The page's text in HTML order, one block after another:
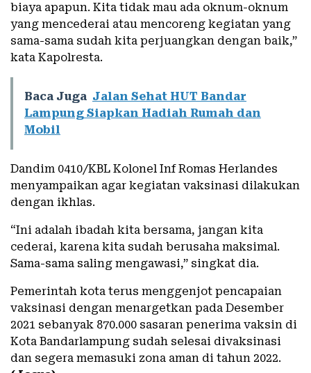
biaya apapun. Kita tidak mau ada oknum-oknum
yang mencederai atau mencoreng kegiatan yang
sama-sama sudah kita perjuangkan dengan baik,”
kata Kapolresta.
Baca Juga Jalan Sehat HUT Bandar
Lampung Siapkan Hadiah Rumah dan
Mobil
Dandim 0410/KBL Kolonel Inf Romas Herlandes
menyampaikan agar kegiatan vaksinasi dilakukan
dengan ikhlas.
“Ini adalah ibadah kita bersama, jangan kita
cederai, karena kita sudah berusaha maksimal.
Sama-sama saling mengawasi,” singkat dia.
Pemerintah kota terus menggenjot pencapaian
vaksinasi dengan menargetkan pada Desember
2021 sebanyak 870.000 sasaran penerima vaksin di
Kota Bandarlampung sudah selesai divaksinasi
dan segera memasuki zona aman di tahun 2022.